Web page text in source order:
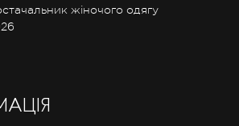
жіночого одягу